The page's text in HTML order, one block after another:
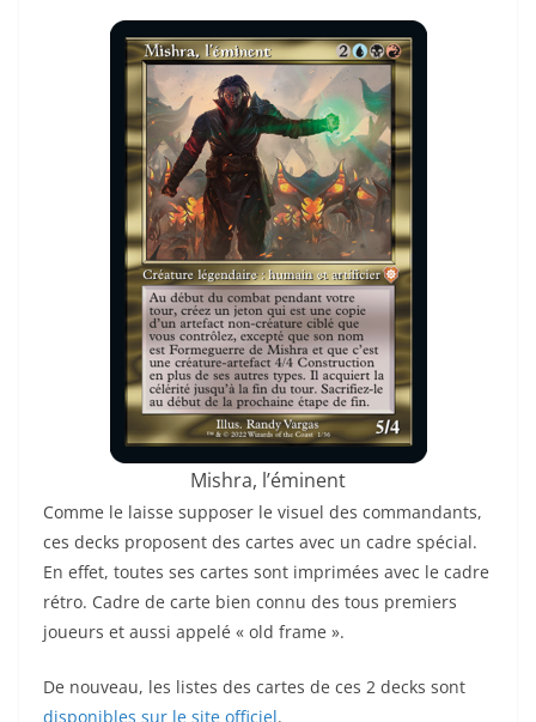
Mishra, l’éminent
Comme le laisse supposer le visuel des commandants,
ces decks proposent des cartes avec un cadre spécial.
En effet, toutes ses cartes sont imprimées avec le cadre
rétro. Cadre de carte bien connu des tous premiers
joueurs et aussi appelé « old frame ».
De nouveau, les listes des cartes de ces 2 decks sont
disponibles sur le site officiel.